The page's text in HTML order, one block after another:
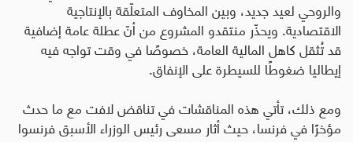
والروحي لعيد جديد، وبين المخاوف المتعلّقة بالإنتاجية
الاقتصادية. ويحذّر منتقدو المشروع من أنّ عطلة عامة إضافية
قد تُثقل كاهل المالية العامة، خصوصًا في وقت تواجه فيه
إيطاليا ضغوطًا للسيطرة على الإنفاق.
ومع ذلك، تأتي هذه المناقشات في تناقض لافت مع ما حدث
مؤخرًا في فرنسا، حيث أثار مسعى رئيس الوزراء الأسبق فرنسوا